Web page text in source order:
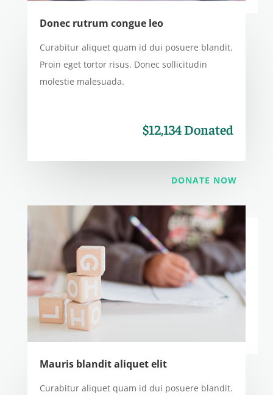
Donec rutrum congue leo
Curabitur aliquet quam id dui posuere blandit.
Proin eget tortor risus. Donec sollicitudin
molestie malesuada.
$12,134 Donated
DONATE NOW
Mauris blandit aliquet elit
Curabitur aliquet quam id dui posuere blandit.